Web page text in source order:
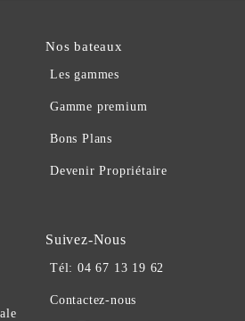
Nos bateaux
Les gammes
Gamme premium
Bons Plans
Devenir Propriétaire
Suivez-Nous
Tél: 04 67 13 19 62
Contactez-nous